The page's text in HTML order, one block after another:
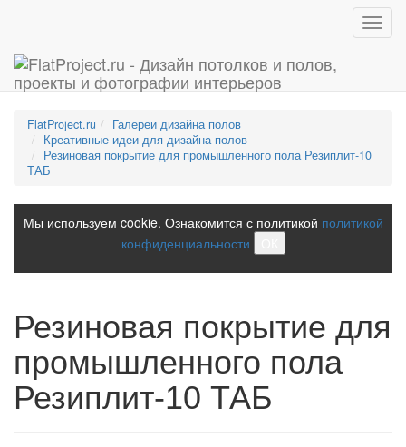
FlatProject.ru
Галереи дизайна полов
Креативные идеи для дизайна полов
Резиновая покрытие для промышленного пола Резиплит-10
ТАБ
Мы используем cookie. Ознакомится с политикой политикой
конфиденциальности
Резиновая покрытие для
промышленного пола
Резиплит-10 ТАБ